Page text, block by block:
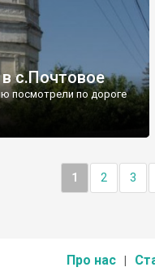
с.Почтовое
посмотрели по дороге
1 2 3
Про нас